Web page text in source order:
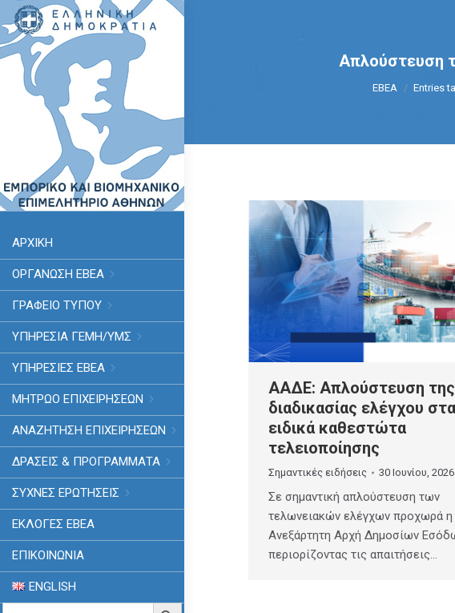
ΑΡΧΙΚΗ
ΟΡΓΑΝΩΣΗ ΕΒΕΑ
ΓΡΑΦΕΙΟ ΤΥΠΟΥ
ΥΠΗΡΕΣΊΑ ΓΕΜΗ/ΥΜΣ
ΥΠΗΡΕΣΙΕΣ ΕΒΕΑ
ΜΗΤΡΩΟ ΕΠΙΧΕΙΡΗΣΕΩΝ
ΑΝΑΖΗΤΗΣΗ ΕΠΙΧΕΙΡΗΣΕΩΝ
ΔΡΑΣΕΙΣ & ΠΡΟΓΡΑΜΜΑΤΑ
ΣΥΧΝΕΣ ΕΡΩΤΗΣΕΙΣ
ΕΚΛΟΓΈΣ ΕΒΕΑ
ΕΠΙΚΟΙΝΩΝΙΑ
ENGLISH
Search
Search Button
Απλούστευση
You are here:
ΕΒΕΑ Entries
ΑΑΔΕ: Απλούστευση της
διαδικασίας ελέγχου στα
ειδικά καθεστώτα
τελειοποίησης
Σημαντικές ειδήσεις 30 Ιουνίου, 2026
Σε σημαντική απλούστευση των
τελωνειακών ελέγχων προχωρά η
Ανεξάρτητη Αρχή Δημοσίων
περιορίζοντας τις απαιτήσεις…